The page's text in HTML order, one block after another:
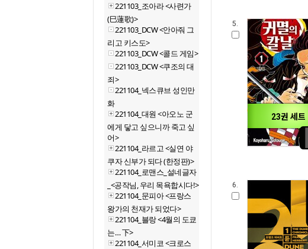
221103_조아라 <사련가
(巳蓮歌)>
221103_DCW <안아줘 그
리고 키스도>
221103_DCW <콜드 게임>
221103_DCW <쿠조의 대
죄>
221104_넥스큐브 성인만
화
221104_대원 <아오노 군
에게 닿고 싶으니까 죽고 싶
어>
221104_라르고 <실연 야
쿠자 신부가 되다 (한정판)>
221104_로맨스_설네글자
_<공작님, 우리 목욕합시다!>
221104_문피아 <프랑스
왕가의 천재가 되었다>
221104_블랑 <4월의 도쿄
는… 下>
221104_서미코 <크로스
5.
23권 세트
6.